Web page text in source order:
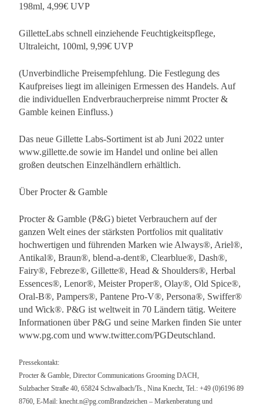
198ml, 4,99€ UVP
GilletteLabs schnell einziehende Feuchtigkeitspflege,
Ultraleicht, 100ml, 9,99€ UVP
(Unverbindliche Preisempfehlung. Die Festlegung des
Kaufpreises liegt im alleinigen Ermessen des Handels. Auf
die individuellen Endverbraucherpreise nimmt Procter &
Gamble keinen Einfluss.)
Das neue Gillette Labs-Sortiment ist ab Juni 2022 unter
www.gillette.de sowie im Handel und online bei allen
großen deutschen Einzelhändlern erhältlich.
Über Procter & Gamble
Procter & Gamble (P&G) bietet Verbrauchern auf der
ganzen Welt eines der stärksten Portfolios mit qualitativ
hochwertigen und führenden Marken wie Always®, Ariel®,
Antikal®, Braun®, blend-a-dent®, Clearblue®, Dash®,
Fairy®, Febreze®, Gillette®, Head & Shoulders®, Herbal
Essences®, Lenor®, Meister Proper®, Olay®, Old Spice®,
Oral-B®, Pampers®, Pantene Pro-V®, Persona®, Swiffer®
und Wick®. P&G ist weltweit in 70 Ländern tätig. Weitere
Informationen über P&G und seine Marken finden Sie unter
www.pg.com und www.twitter.com/PGDeutschland.
Pressekontakt:
Procter & Gamble, Director Communications Grooming DACH,
Sulzbacher Straße 40, 65824 Schwalbach/Ts., Nina Knecht, Tel.: +49 (0)6196 89
8760, E-Mail: knecht.n@pg.comBrandzeichen – Markenberatung und